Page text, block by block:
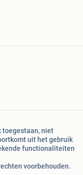
toegestaan, niet
uit het gebruik
functionaliteiten
voorbehouden.